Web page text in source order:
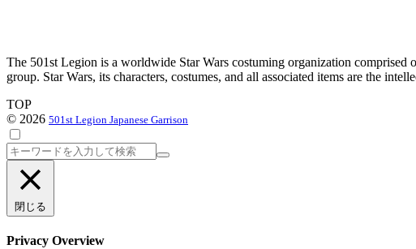
The 501st Legion is a worldwide Star Wars costuming organization
group. Star Wars, its characters, costumes, and all associated items are the
TOP
© 2026 501st Legion Japanese Garrison
検
索
閉じる
Privacy Overview